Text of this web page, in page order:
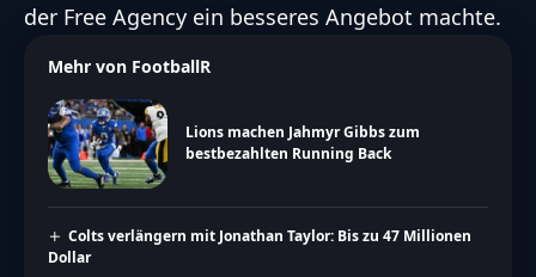
der Free Agency ein besseres Angebot machte.
Mehr von FootballR
Lions machen Jahmyr Gibbs zum
bestbezahlten Running Back
Colts verlängern mit Jonathan Taylor: Bis zu 47 Millionen
Dollar